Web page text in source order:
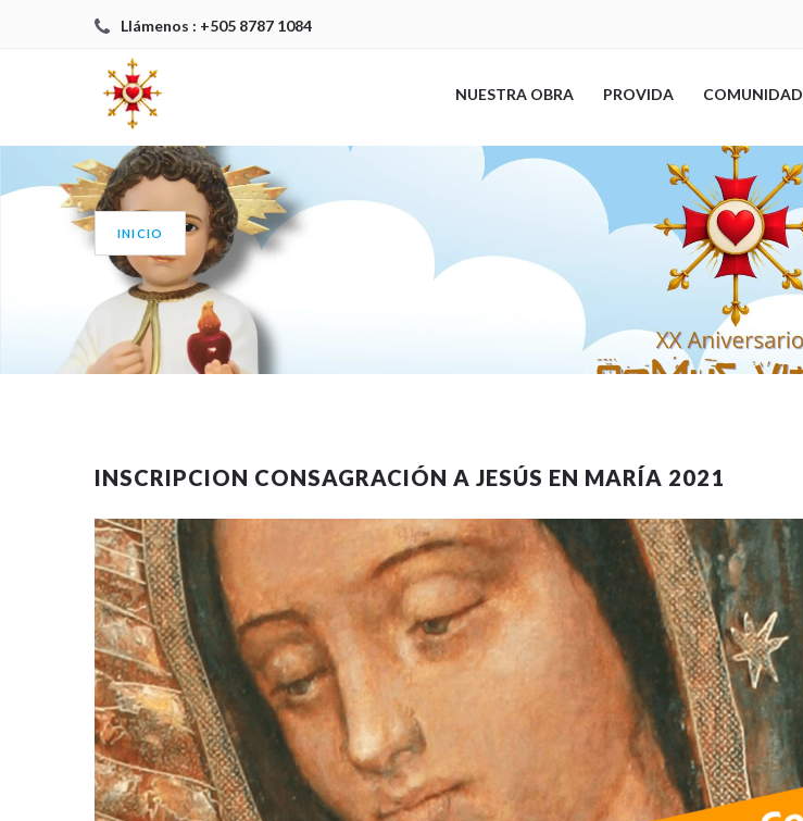
Llámenos : +505 8787 1084
NUESTRA OBRA PROVIDA COMUNIDAD
INICIO
INSCRIPCION CONSAGRACIÓN A JESÚS EN MARÍA 2021